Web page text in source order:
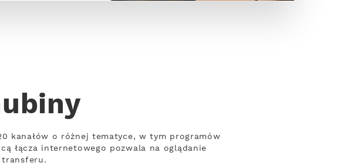
kanałów o różnej tematyce, w tym programów
łącza internetowego pozwala na oglądanie
transferu.